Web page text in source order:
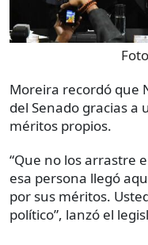
Moreira recordó que
del Senado gracias a
méritos propios.
“Que no los arrastre
esa persona llegó
por sus méritos.
político”, lanzó el